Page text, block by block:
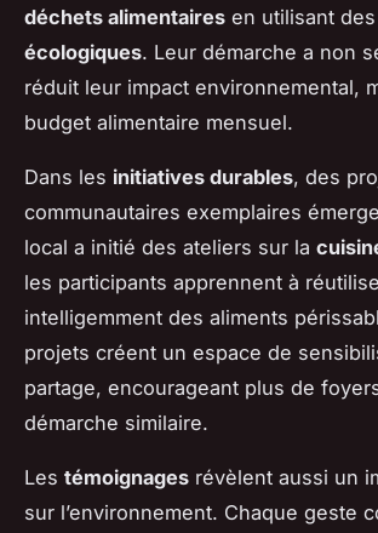
déchets alimentaires en utilisant des
écologiques. Leur démarche a non
réduit leur impact environnemental,
budget alimentaire mensuel.
Dans les initiatives durables, des
communautaires exemplaires
local a initié des ateliers sur la
les participants apprennent à
intelligemment des aliments
projets créent un espace de
partage, encourageant plus de
démarche similaire.
Les témoignages révèlent aussi un
sur l’environnement. Chaque geste